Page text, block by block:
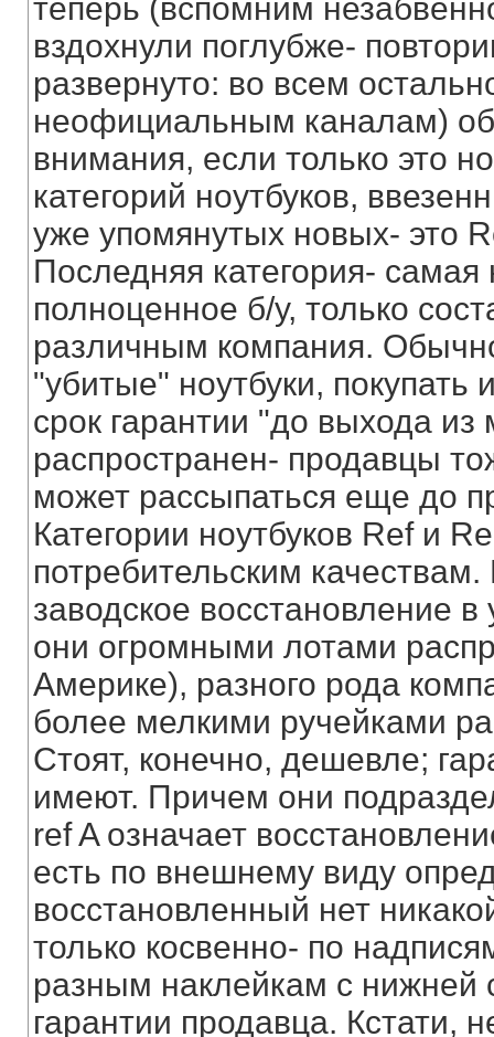
теперь (вспомним
вздохнули поглубже-
развернуто: во всем
неофициальным каналам)
внимания, если только это
категорий ноутбуков,
уже упомянутых новых- это
Последняя категория-
полноценное б/у, только
различным компания.
"убитые" ноутбуки, покупать
срок гарантии "до выхода
распространен- продавцы
может рассыпаться еще до
Категории ноутбуков Ref и
потребительским
заводское восстановление
они огромными лотами
Америке), разного рода
более мелкими ручейками
Стоят, конечно, дешевле;
имеют. Причем они
ref A означает
есть по внешнему виду
восстановленный нет
только косвенно- по
разным наклейкам с нижней
гарантии продавца. Кстати,